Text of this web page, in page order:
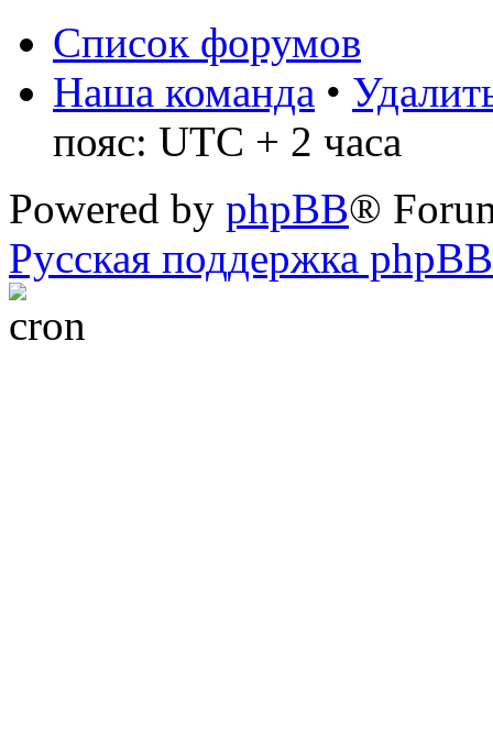
Список форумов
Наша команда •
пояс: UTC + 2 часа
Powered by phpBB®
Русская поддержка phpBB